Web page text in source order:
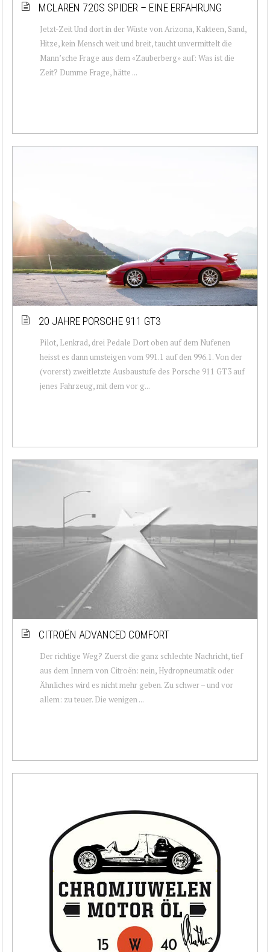
MCLAREN 720S SPIDER – EINE ERFAHRUNG
Jetzt-Zeit Und dort in der Wüste von Arizona, Kakteen, Sand,
Hitze, kein Mensch weit und breit, taucht unvermittelt die
Mann’sche Frage aus dem «Zauberberg» auf: Was ist die
Zeit? Dumme Frage, hätte ...
20 JAHRE PORSCHE 911 GT3
Pilot, Lenkrad, drei Pedale Dort oben auf dem Nufenen
heisst es dann umsteigen vom 991.1 auf den 996.1. Von der
(vorerst) zweitletzte Ausbaustufe des Porsche 911 GT3 auf
jenes Fahrzeug, mit dem vor g...
CITROËN ADVANCED COMFORT
Der richtige Weg? Zuerst die ganz schlechte Nachricht, tief
aus dem Innern von Citroën: nein, Hydropneumatik oder
Ähnliches wird es nicht mehr geben. Zu schwer – und vor
allem: zu teuer. Die wenigen ...